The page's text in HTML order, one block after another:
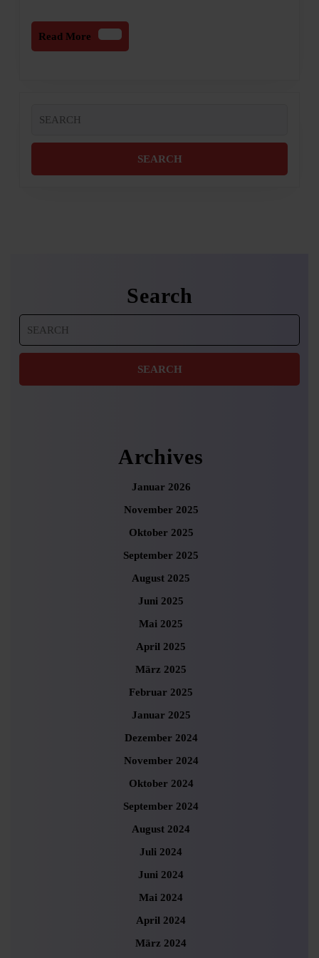
Read More
Read
More
for:
Search
for:
Archives
Januar 2026
November 2025
Oktober 2025
September 2025
August 2025
Juni 2025
Mai 2025
April 2025
März 2025
Februar 2025
Januar 2025
Dezember 2024
November 2024
Oktober 2024
September 2024
August 2024
Juli 2024
Juni 2024
Mai 2024
April 2024
März 2024